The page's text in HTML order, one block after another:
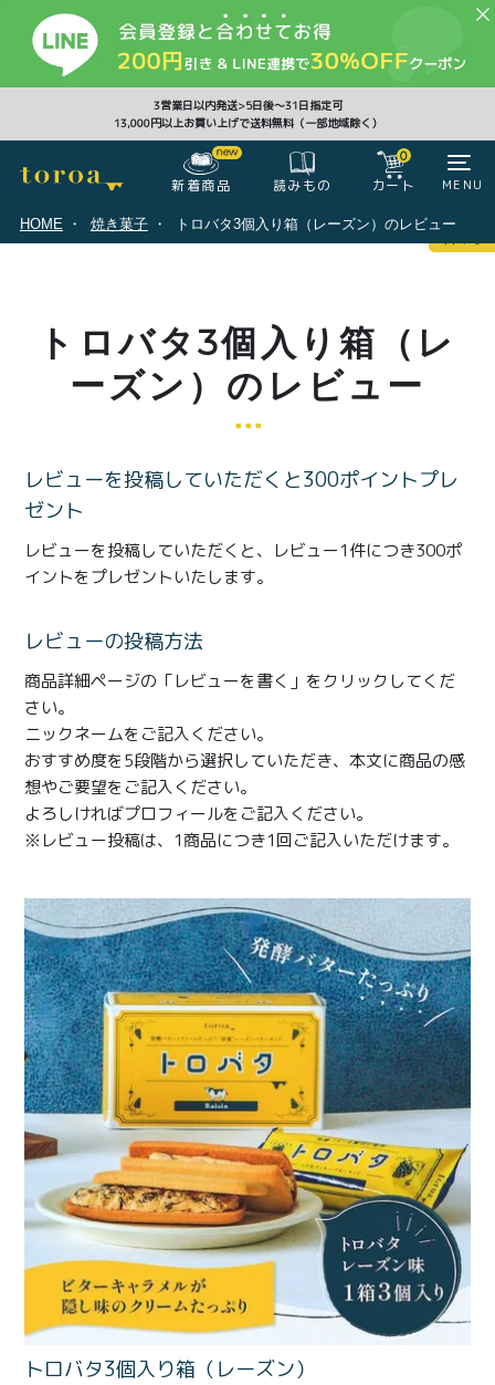
3営業日以内発送>5日後〜31日指定可
13,000円以上お買い上げで送料無料（一部地域除く）
新着商品 読みもの
0
カート MENU
CLOSE
0
注文履歴 会員登録情報 ポイント
商品一覧
とろ生ガトーショコラ
お中元
メルマガ会員様限定
トセール
とろ生チーズケーキ
ョコラ
とろ生シュー
クッキー缶
紅茶toroaTeaギフト
お誕生日セット
季節限定
価格別
¥2,000〜¥3,999
¥6,000〜
〜¥1,999
¥4,000〜¥5,999
TOP
読みもの
会社概要
お問い合わせ
商品
メンバー特典
ご利用ガイド
HOME 焼き菓子 トロバタ3個入り箱（レーズン）のレビュー
トロバタ3個入り箱（レ
ーズン）のレビュー
レビューを投稿していただくと300ポイントプレ
ゼント
レビューを投稿していただくと、レビュー1件につき300ポ
イントをプレゼントいたします。
レビューの投稿方法
商品詳細ページの「レビューを書く」をクリックしてくだ
さい。
ニックネームをご記入ください。
おすすめ度を5段階から選択していただき、本文に商品の感
想やご要望をご記入ください。
よろしければプロフィールをご記入ください。
※レビュー投稿は、1商品につき1回ご記入いただけます。
トロバタ3個入り箱（レーズン）